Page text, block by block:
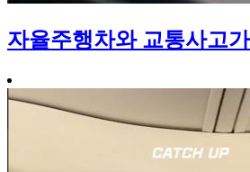
자율주행차와 교통사고